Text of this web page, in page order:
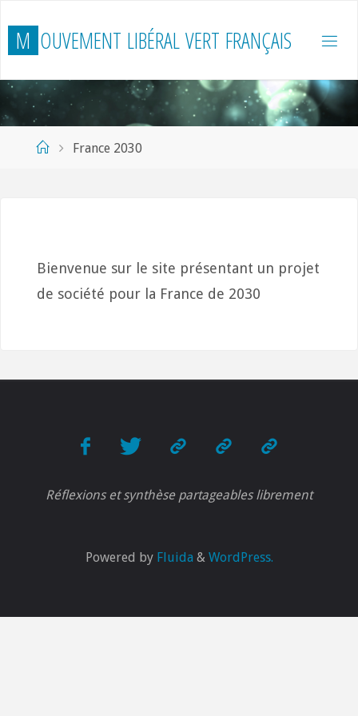
M OUVEMENT LIBÉRALVERT FRANÇAIS
HomeFrance 2030
Bienvenue sur le site présentant un projet
de société pour la France de 2030
Réflexions et synthèse partageables librement
Powered byFluida & WordPress.